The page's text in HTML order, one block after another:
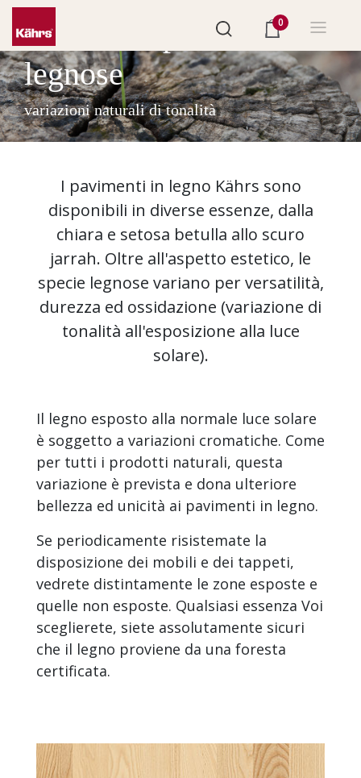
0
dati sulle specie
legnose
variazioni naturali di tonalità
I pavimenti in legno Kährs sono
disponibili in diverse essenze, dalla
chiara e setosa betulla allo scuro
jarrah. Oltre all'aspetto estetico, le
specie legnose variano per versatilità,
durezza ed ossidazione (variazione di
tonalità all'esposizione alla luce
solare).
Il legno esposto alla normale luce solare
è soggetto a variazioni cromatiche. Come
per tutti i prodotti naturali, questa
variazione è prevista e dona ulteriore
bellezza ed unicità ai pavimenti in legno.
Se periodicamente risistemate la
disposizione dei mobili e dei tappeti,
vedrete distintamente le zone esposte e
quelle non esposte. Qualsiasi essenza Voi
sceglierete, siete assolutamente sicuri
che il legno proviene da una foresta
certificata.